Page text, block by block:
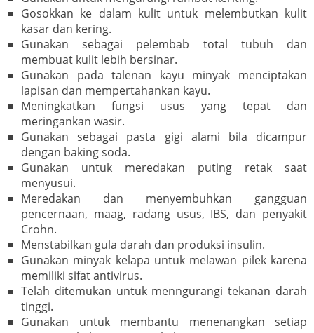
Gosokkan ke dalam kulit untuk melembutkan kulit
kasar dan kering.
Gunakan sebagai pelembab total tubuh dan
membuat kulit lebih bersinar.
Gunakan pada talenan kayu minyak menciptakan
lapisan dan mempertahankan kayu.
Meningkatkan fungsi usus yang tepat dan
meringankan wasir.
Gunakan sebagai pasta gigi alami bila dicampur
dengan baking soda.
Gunakan untuk meredakan puting retak saat
menyusui.
Meredakan dan menyembuhkan gangguan
pencernaan, maag, radang usus, IBS, dan penyakit
Crohn.
Menstabilkan gula darah dan produksi insulin.
Gunakan minyak kelapa untuk melawan pilek karena
memiliki sifat antivirus.
Telah ditemukan untuk menngurangi tekanan darah
tinggi.
Gunakan untuk membantu menenangkan setiap